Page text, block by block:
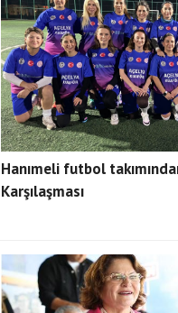
Hanımeli futbol
Karşılaşması